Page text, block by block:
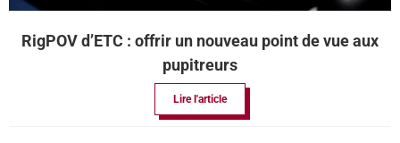
RigPOV d’ETC : offrir un nouveau point de vue aux
pupitreurs
Lire l'article